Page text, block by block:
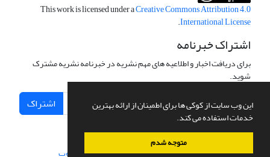
این وب سایت از کوکی ها برای اطمینان از ارائه بهترین
خدمات استفاده می کند.
متوجه شدم
This work is licensed under aCreative Commons Attribution 4.0
International License
.
اشتراک خبرنامه
برای دریافت اخبار و اطلاعیه های مهم نشریه در خبرنامه نشریه مشترک
شوید.
اشتراک
سامانه مدیریت نشریات علمی.طراحی و پیاده سازی از سیناوب